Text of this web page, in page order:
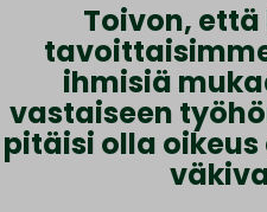
Toivon,
ihmisiä
vastaiseen
pitäisi olla